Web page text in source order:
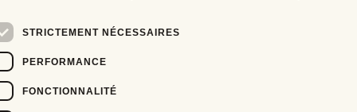
STRICTEMENT NÉCESSAIRES
PERFORMANCE
FONCTIONNALITÉ